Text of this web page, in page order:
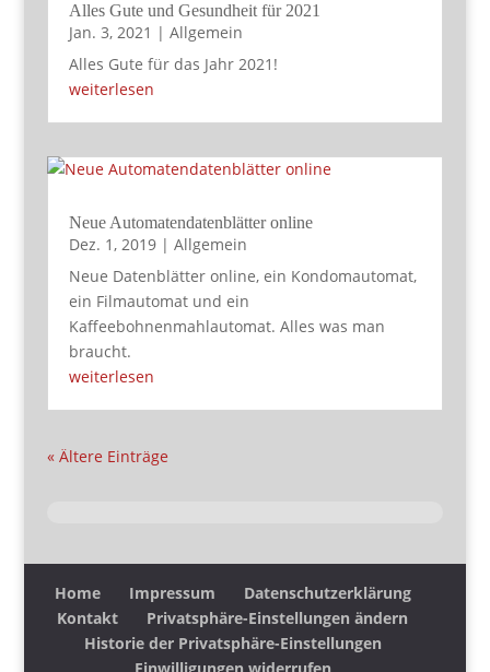
Alles Gute und Gesundheit für 2021
Jan. 3, 2021 | Allgemein
Alles Gute für das Jahr 2021!
weiterlesen
Neue Automatendatenblätter online
Dez. 1, 2019| Allgemein
Neue Datenblätter online, ein Kondomautomat,
ein Filmautomat und ein
Kaffeebohnenmahlautomat. Alles was man
braucht.
weiterlesen
« Ältere Einträge
Home Impressum
Datenschutzerklärung
Kontakt
Privatsphäre-Einstellungen ändern
Historie der Privatsphäre-Einstellungen